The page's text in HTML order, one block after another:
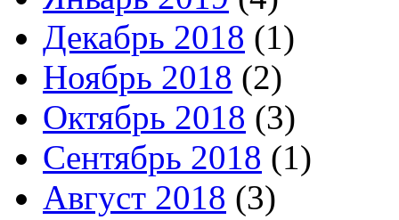
Декабрь 2018 (1)
Ноябрь 2018 (2)
Октябрь 2018 (3)
Сентябрь 2018 (1)
Август 2018 (3)